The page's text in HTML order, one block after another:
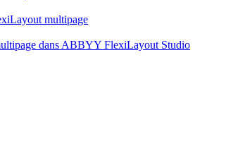
multipage
dans ABBYY FlexiLayout Studio